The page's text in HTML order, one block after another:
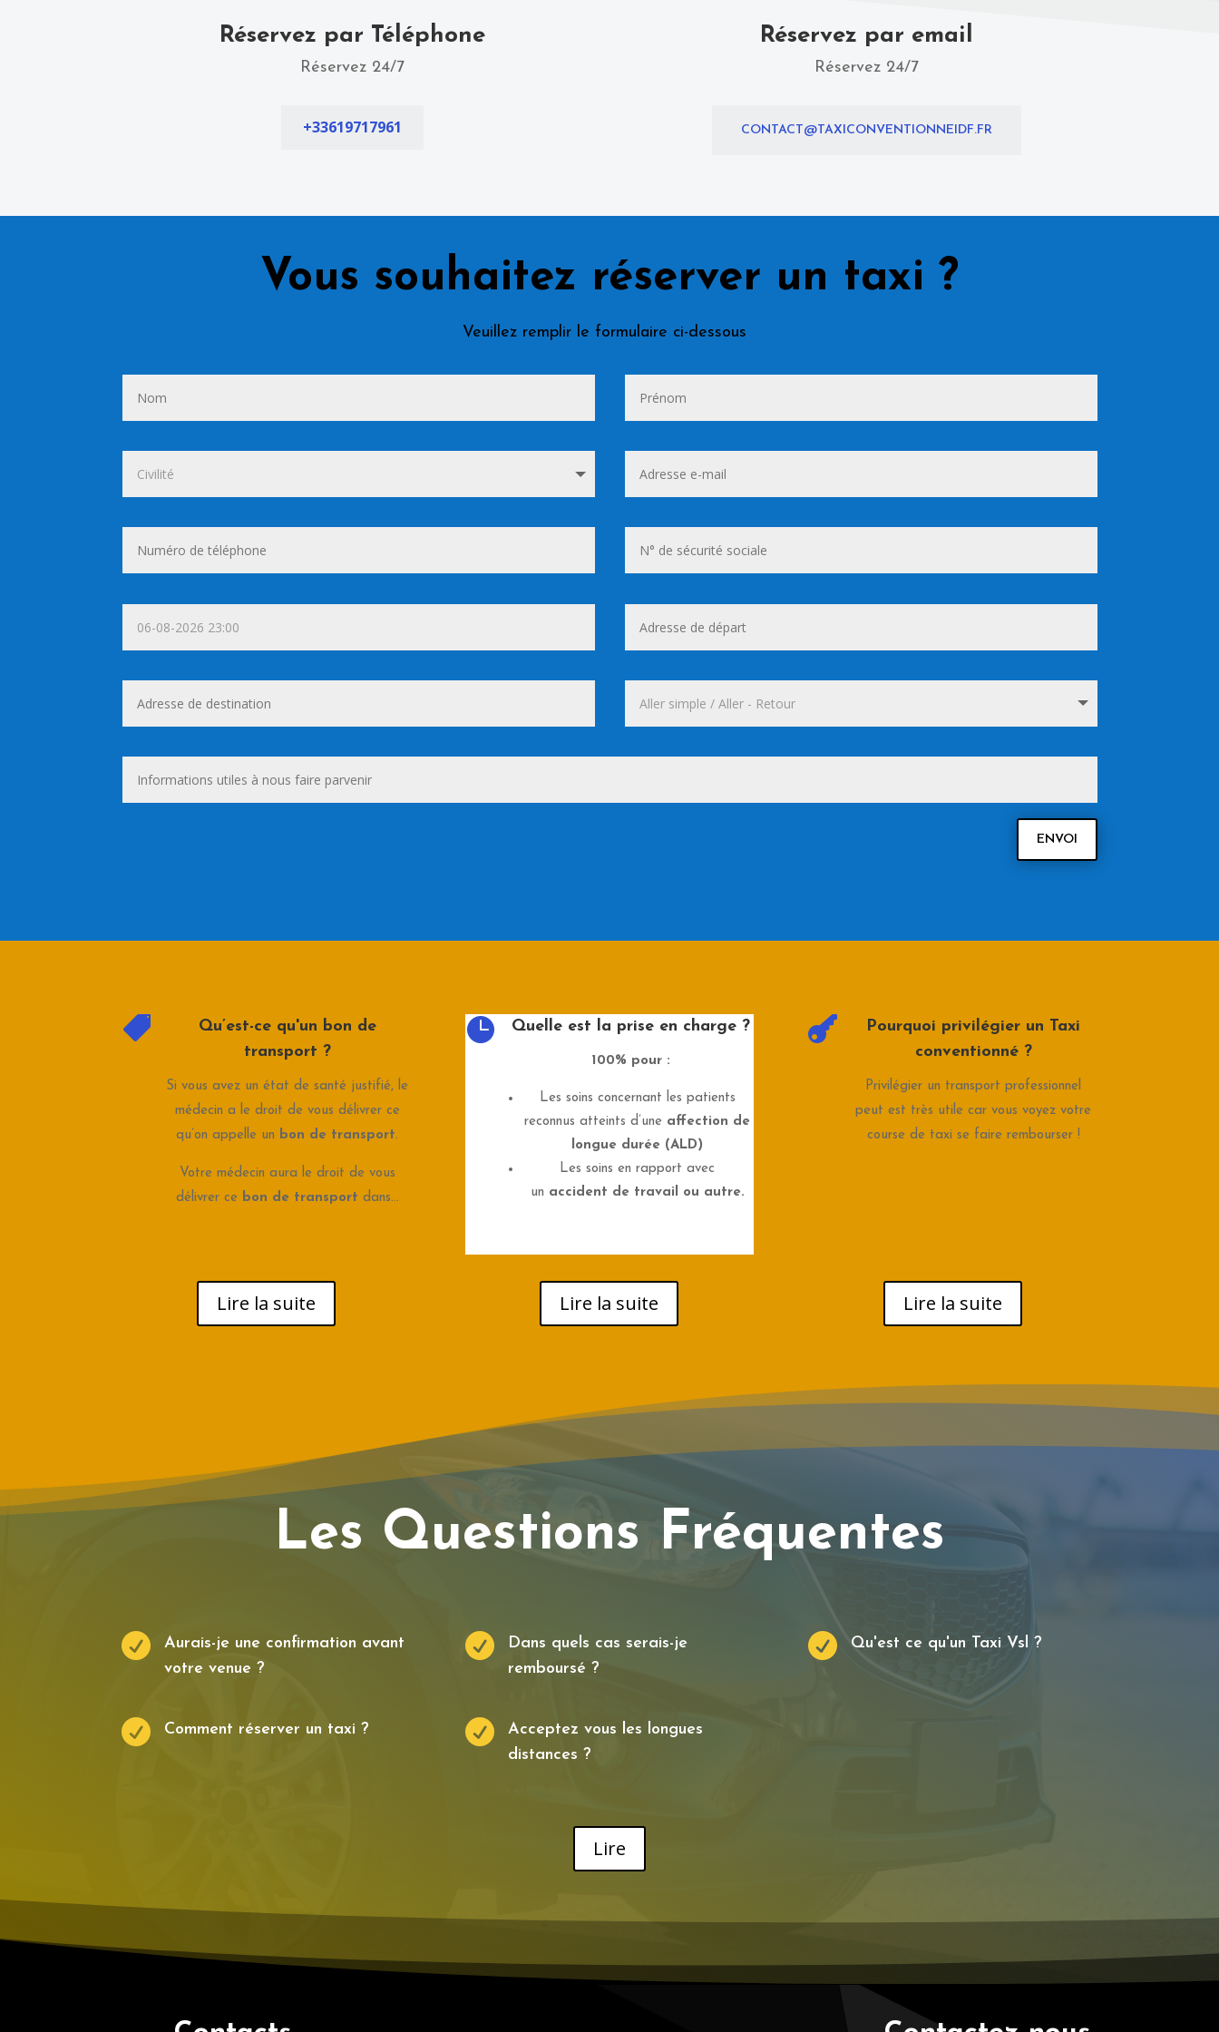
Réservez par Téléphone
Réservez 24/7
+33619717961
Réservez par email
Réservez 24/7
CONTACT@TAXICONVENTIONNEIDF.FR
Vous souhaitez réserver un taxi ?
Veuillez remplir le formulaire ci-dessous
ENVOI

Qu’est-ce qu'un bon de
transport ?
Si vous avez un état de santé justifié, le
médecin a le droit de vous délivrer ce
qu’on appelle un bon de transport.
Votre médecin aura le droit de vous
délivrer ce bon de transport dans…
Lire la suite
 Quelle est la prise en charge ?
100% pour :
Les soins concernant les patients
reconnus atteints d’une affection de
longue durée (ALD)
Les soins en rapport avec
un accident de travail ou autre.
Lire la suite

Pourquoi privilégier un Taxi
conventionné ?
Privilégier un transport professionnel
peut est très utile car vous voyez votre
course de taxi se faire rembourser !
Lire la suite
Les Questions Fréquentes

Aurais-je une confirmation avant
votre venue ?
 Comment réserver un taxi ?

Dans quels cas serais-je
remboursé ?

Acceptez vous les longues
distances ?
 Qu'est ce qu'un Taxi Vsl ?
Lire